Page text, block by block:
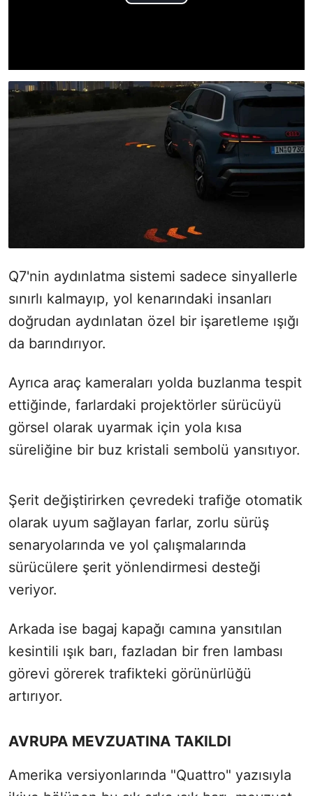
Q7'nin aydınlatma sistemi sadece sinyallerle
sınırlı kalmayıp, yol kenarındaki insanları
doğrudan aydınlatan özel bir işaretleme ışığı
da barındırıyor.
Ayrıca araç kameraları yolda buzlanma tespit
ettiğinde, farlardaki projektörler sürücüyü
görsel olarak uyarmak için yola kısa
süreliğine bir buz kristali sembolü yansıtıyor.
Şerit değiştirirken çevredeki trafiğe otomatik
olarak uyum sağlayan farlar, zorlu sürüş
senaryolarında ve yol çalışmalarında
sürücülere şerit yönlendirmesi desteği
veriyor.
Arkada ise bagaj kapağı camına yansıtılan
kesintili ışık barı, fazladan bir fren lambası
görevi görerek trafikteki görünürlüğü
artırıyor.
AVRUPA MEVZUATINA TAKILDI
Amerika versiyonlarında "Quattro" yazısıyla